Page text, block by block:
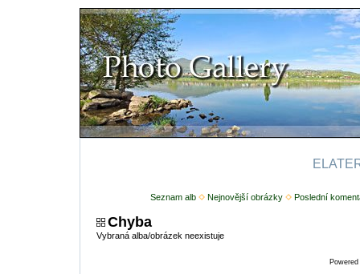
Seznam alb Nejnovější obrázky Poslední
Chyba
Vybraná alba/obrázek neexistuje